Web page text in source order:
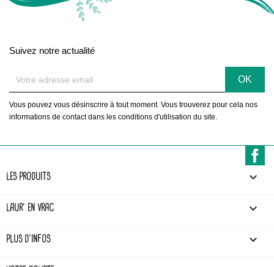
Suivez notre actualité
Vous pouvez vous désinscrire à tout moment. Vous trouverez pour cela nos
informations de contact dans les conditions d'utilisation du site.
LES PRODUITS 
LAUR' EN VRAC 
PLUS D'INFOS 